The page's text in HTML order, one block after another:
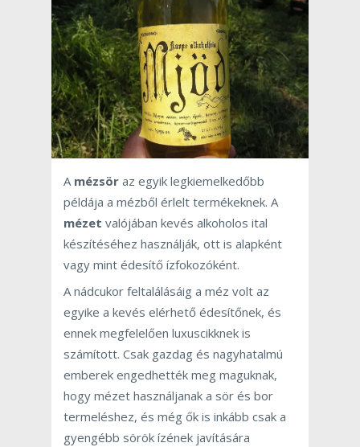
A mézsör az egyik legkiemelkedőbb
példája a mézből érlelt termékeknek. A
mézet valójában kevés alkoholos ital
készítéséhez használják, ott is alapként
vagy mint édesítő ízfokozóként.
A nádcukor feltalálásáig a méz volt az
egyike a kevés elérhető édesítőnek, és
ennek megfelelően luxuscikknek is
számított. Csak gazdag és nagyhatalmú
emberek engedhették meg maguknak,
hogy mézet használjanak a sör és bor
termeléshez, és még ők is inkább csak a
gyengébb sörök ízének javítására